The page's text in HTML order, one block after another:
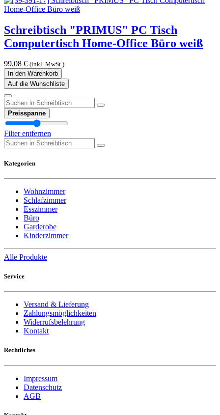
Schreibtisch "PRIMUS" PC Tisch
Computertisch Home-Office Büro weiß
99,08 € (inkl. MwSt.)
In den Warenkorb
Auf die Wunschliste
Preisspanne
Filter entfernen
Kategorien
Wohnzimmer
Schlafzimmer
Esszimmer
Büro
Garderobe
Kinderzimmer
Alle Produkte
Service
Versand & Lieferung
Zahlungsmöglichkeiten
Widerrufsbelehrung
Kontakt
Rechtliches
Impressum
Datenschutz
AGB